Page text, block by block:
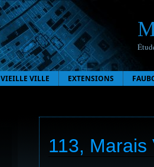
VIEILLE VILLE EXTENSIONS
113, Marais